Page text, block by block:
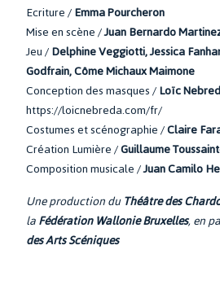
Ecriture /Emma Pourcheron
Mise en scène /Juan Bernardo
Jeu /Delphine Veggiotti, Jessica
Godfrain, Côme Michaux Maimone
Conception des masques /Loïc
https://loicnebreda.com/fr/
Costumes et scénographie /Claire
Création Lumière /Guillaume
Composition musicale /Juan Camilo
Une production duThéâtre des
laFédération Wallonie Bruxelles, en
des Arts Scéniques